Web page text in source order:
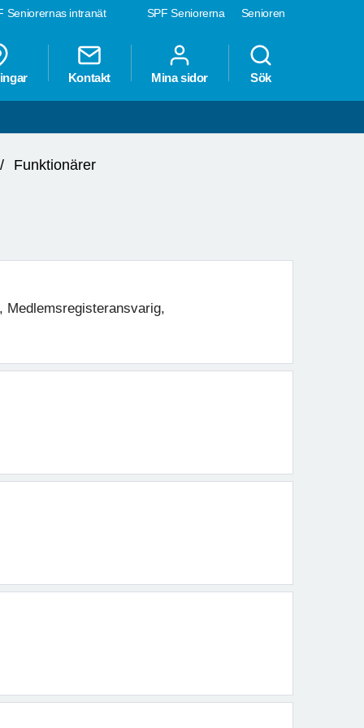
SPF Seniorerna Senioren
Seniorernas intranät
Kontakt Mina sidor Sök
Funktionärer
Medlemsregisteransvarig,